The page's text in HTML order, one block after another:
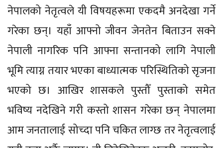
नेपालको नेतृत्वले यी विषयहरूमा एकदमै अनदेखा गर्ने
गरेका छन्। यहाँ आफ्नो जीवन जेनतेन बिताउन सक्ने
नेपाली नागरिक पनि आफ्ना सन्तानको लागि नेपाली
भूमि त्याग्न तयार भएका बाध्यात्मक परिस्थितिको सृजना
भएको छ। आखिर शासकले पुस्तौँ पुस्ताको समेत
भविष्य नदेखिने गरी कस्तो शासन गरेका छन् नेपालमा
आम जनतालाई सोच्दा पनि चकित लाग्छ तर नेतृत्वलाई